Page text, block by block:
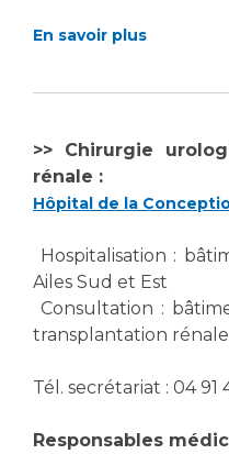
Mouvement Parcours
Cancer
Médecine
Maladies rares
Adresser un patient
Adresser un examen
Radiologie / Imagerie
Cancérologie
Les pôles d'activité
Adresser un examen
Centres de référence
Plateforme d'Expertise
En savoir plus
>> Chirurgie
rénale :
Hôpital de la
Hospitalisation :
Ailes Sud et Est
Consultation :
transplantation
Tél. secrétariat : 04 91
Responsables